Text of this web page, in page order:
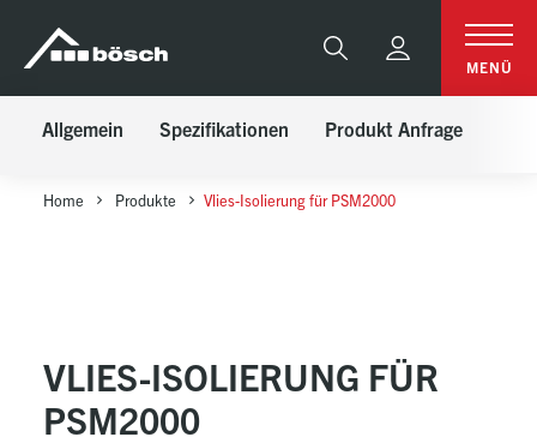
sr.skip-to.main-content
sr.skip-to.table-of-contents
sr.skip-to.main-navigation
Suche MENÜ
Allgemein Spezifikationen Produkt Anfrage
Home Produkte Vlies-Isolierung für PSM2000
FUNDGRUBE
VLIES-ISOLIERUNG FÜR
PSM2000